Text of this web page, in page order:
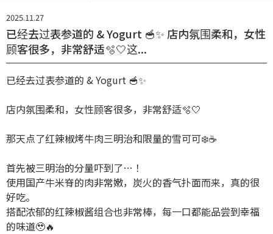
2025.11.27
已经去过表参道的 & Yogurt 🥣✨ 店内氛围柔和，女性
顾客很多，非常舒适🫧🤍这...
已经去过表参道的 & Yogurt 🥣✨
店内氛围柔和，女性顾客很多，非常舒适🫧🤍
那天点了红辣椒烤牛肉三明治和限量的雪可可❄️☕️
首先被三明治的分量吓到了…！
使用国产牛米脊的肉非常嫩，炭火的香气扑面而来，真的很
好吃。
搭配浓郁的红辣椒酱组合也非常棒，每一口都能品尝到幸福
的味道🥹🔥